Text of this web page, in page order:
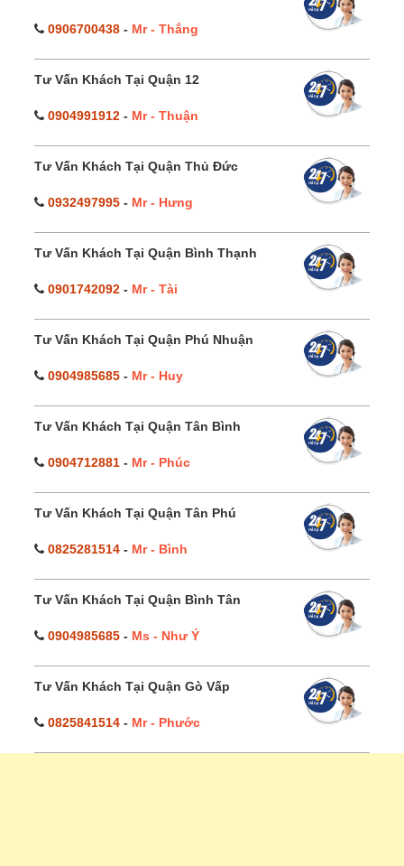
0906700438 - Mr - Thắng
Tư Vấn Khách Tại Quận 12
0904991912 - Mr - Thuận
Tư Vấn Khách Tại Quận Thủ Đức
0932497995 - Mr - Hưng
Tư Vấn Khách Tại Quận Bình Thạnh
0901742092 - Mr - Tài
Tư Vấn Khách Tại Quận Phú Nhuận
0904985685 - Mr - Huy
Tư Vấn Khách Tại Quận Tân Bình
0904712881 - Mr - Phúc
Tư Vấn Khách Tại Quận Tân Phú
0825281514 - Mr - Bình
Tư Vấn Khách Tại Quận Bình Tân
0904985685 - Ms - Như Ý
Tư Vấn Khách Tại Quận Gò Vấp
0825841514 - Mr - Phước